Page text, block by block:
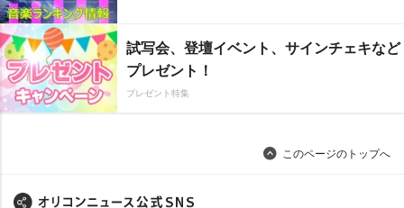
試写会、登壇イベント、サインチェキなど
プレゼント！
プレゼント特集
このページのトップへ